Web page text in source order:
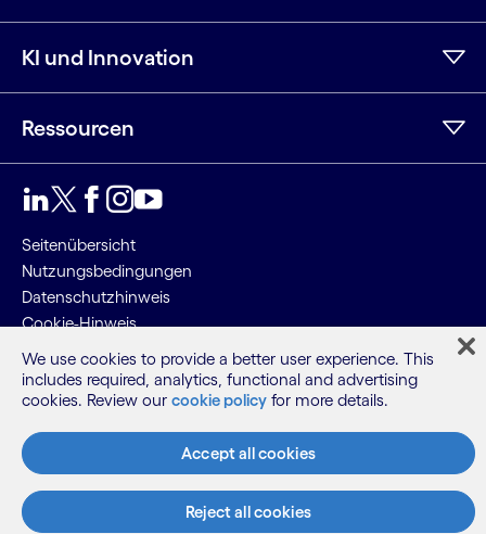
KI und Innovation
Ressourcen
Seitenübersicht
Nutzungsbedingungen
Datenschutzhinweis
Cookie-Hinweis
©2026 Cognizant, alle Rechte vorbehalten
We use cookies to provide a better user experience. This
includes required, analytics, functional and advertising
cookies. Review our cookie policy for more details.
Accept all cookies
Reject all cookies